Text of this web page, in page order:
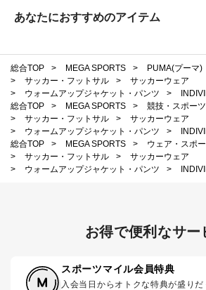
あなたにおすすめのアイテム
総合TOP > MEGA SPORTS >
PUMA(プーマ)
>
サッカー・フットサル >
サッカーウェア
>
ウォームアップジャケット・パンツ >
総合TOP
> MEGA SPORTS >
競技・スポーツ
>
サッカー・フットサル >
サッカーウェア
>
ウォームアップジャケット・パンツ >
総合TOP
> MEGA SPORTS >
ウェア・スポ
>
サッカー・フットサル >
サッカーウェア
>
ウォームアップジャケット・パンツ >
お得で便利なサー
スポーツマイル会員特典
入会当日からオトクな特典が盛りだ